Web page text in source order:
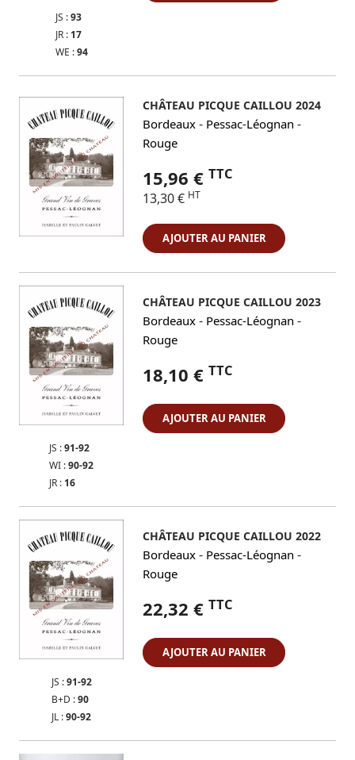
JS :93
JR : 17
WE :94
CHÂTEAU PICQUE CAILLOU 2024
Bordeaux - Pessac-Léognan -
Rouge
15,96 € TTC
13,30 € HT
AJOUTER AU PANIER
JS :91-92
WI :90-92
JR : 16
CHÂTEAU PICQUE CAILLOU 2023
Bordeaux - Pessac-Léognan -
Rouge
18,10 € TTC
AJOUTER AU PANIER
JS :91-92
B+D :90
JL :90-92
CHÂTEAU PICQUE CAILLOU 2022
Bordeaux - Pessac-Léognan -
Rouge
22,32 € TTC
AJOUTER AU PANIER